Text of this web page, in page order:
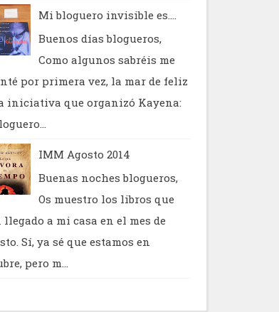
Mi bloguero invisible es....
Buenos días blogueros,
Como algunos sabréis me
por primera vez, la mar de feliz
iniciativa que organizó Kayena:
IMM Agosto 2014
Buenas noches blogueros,
Os muestro los libros que
llegado a mi casa en el mes de
Sí, ya sé que estamos en
pero m...